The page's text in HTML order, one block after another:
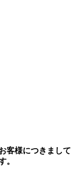
客様につきまして
。